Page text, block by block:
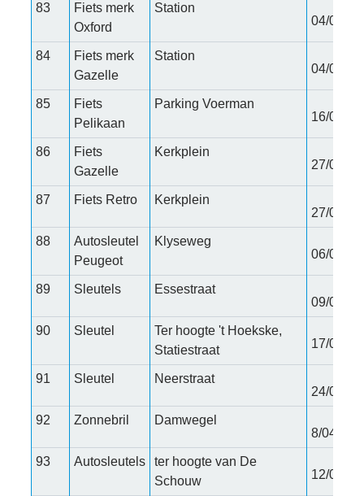
83
Fiets merk
Oxford
Station
04/02/
84
Fiets merk
Gazelle
Station
04/02/
85
Fiets
Pelikaan
Parking Voerman
16/02/
86
Fiets
Gazelle
Kerkplein
27/02/
87 Fiets Retro
Kerkplein
27/02/
88
Autosleutel
Peugeot
Klyseweg
06/03/
89 Sleutels
Essestraat
09/03/
90 Sleutel
Ter hoogte 't Hoekske,
Statiestraat
17/03/
91 Sleutel
Neerstraat
24/03/
92 Zonnebril
Damwegel
8/04/
93 Autosleutels
ter hoogte van De
Schouw
12/04/